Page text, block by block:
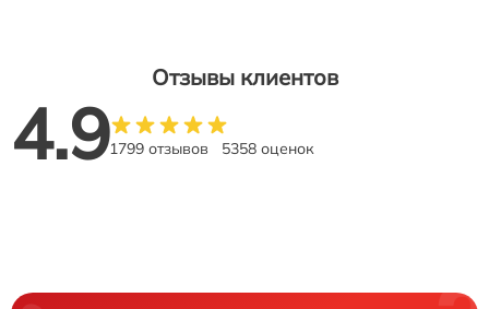
Отзывы клиентов
4.91799 отзывов 5358 оценок